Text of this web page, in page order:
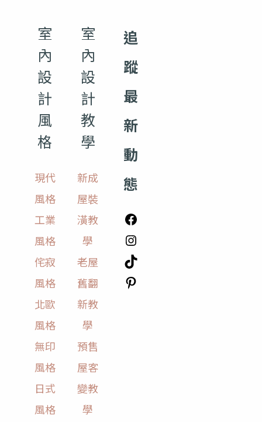
室
內
設
計
風
格
現代
風格
工業
風格
侘寂
風格
北歐
風格
無印
風格
日式
風格
室
內
設
計
教
學
新成
屋裝
潢教
學
老屋
舊翻
新教
學
預售
屋客
變教
學
追
蹤
最
新
動
態